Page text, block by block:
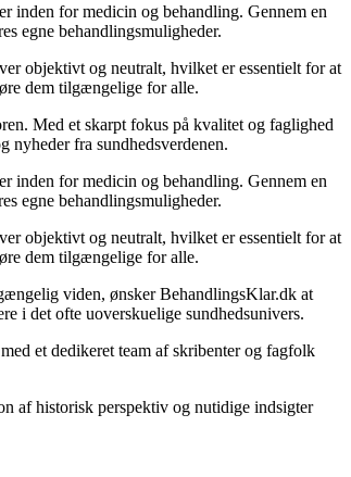
inden for medicin og behandling. Gennem en
egne behandlingsmuligheder.
objektivt og neutralt, hvilket er essentielt for at
dem tilgængelige for alle.
Med et skarpt fokus på kvalitet og faglighed
fra sundhedsverdenen.
inden for medicin og behandling. Gennem en
egne behandlingsmuligheder.
objektivt og neutralt, hvilket er essentielt for at
dem tilgængelige for alle.
viden, ønsker BehandlingsKlar.dk at
i det ofte uoverskuelige sundhedsunivers.
et dedikeret team af skribenter og fagfolk
af historisk perspektiv og nutidige indsigter